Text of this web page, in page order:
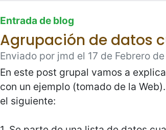
Entrada de blog
Agrupación de datos
Enviado por jmd el 17 de Febrero
En este post grupal vamos a
con un ejemplo (tomado de la
el siguiente: